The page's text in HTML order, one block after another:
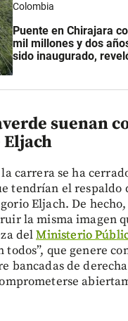
Colombia
Puente en Chirajara
mil millones y dos
sido inaugurado,
suenan
Eljach
carrera se ha
tendrían el respaldo
Eljach. De
la misma imagen
delMinisterio
todos”, que genere
bancadas de